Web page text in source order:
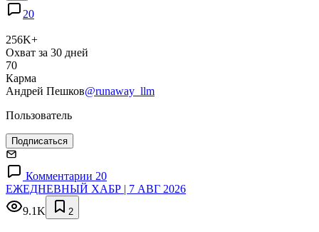
20
256K+
Охват за 30 дней
70
Карма
Андрей Пешков@runaway_llm
Пользователь
Подписаться
Комментарии 20
ЕЖЕДНЕВНЫЙ ХАБР | 7 АВГ 2026
9.1K
2